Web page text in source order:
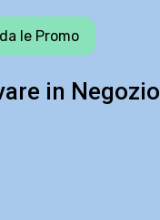
le Promo
in Negozio